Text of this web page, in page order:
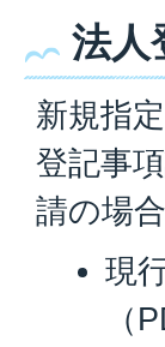
法人
新規指
登記事
請の場
現
（